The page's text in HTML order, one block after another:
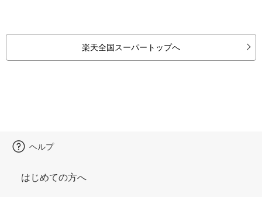
楽天全国スーパートップへ
ヘルプ
はじめての方へ